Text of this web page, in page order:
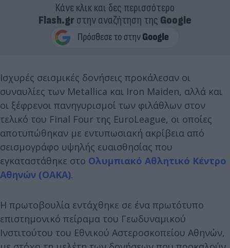
Κάνε κλικ και δες περισσότερο
Flash.grστην αναζήτηση της Google
Ισχυρές σεισμικές δονήσεις προκάλεσαν οι
συναυλίες των Metallica και Iron Maiden, αλλά και
οι ξέφρενοι πανηγυρισμοί των φιλάθλων στον
τελικό του Final Four της EuroLeague, οι οποίες
αποτυπώθηκαν με εντυπωσιακή ακρίβεια από
σεισμογράφο υψηλής ευαισθησίας που
εγκαταστάθηκε στο Ολυμπιακό Αθλητικό Κέντρο
Αθηνών (ΟΑΚΑ).
Η πρωτοβουλία εντάχθηκε σε ένα πρωτότυπο
επιστημονικό πείραμα του Γεωδυναμικού
Ινστιτούτου του Εθνικού Αστεροσκοπείου Αθηνών,